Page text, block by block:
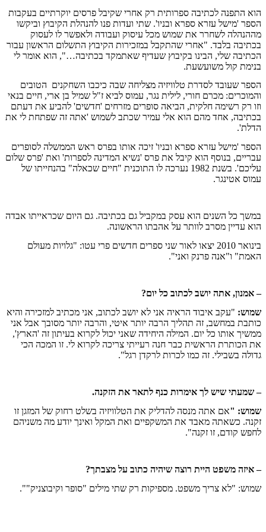
הוא התפנה לכתיבה ספרותית רק אחרי שקיבל פרסים יוקרתיים בעקבות
הספר 'מישל עזרא ספרא ובניו'. שתי ועדות פנו להנהלת הקיבוץ וביקשו
מההנהלה לשחרר את שמוש מכל עיסוק ועבודה ולאפשר לו לעסוק
בכתיבה בלבד. "אחרי שהתקבל במזכירות הקיבוץ התשלום הראשון עבור
הכתיבה שלי, הבינו בקיבוץ שעדיף שאתמקד בכתיבה…", הוא אומר לי
בנימת קול משועשעת.
הספר שעובד לסדרת טלוויזיה מצליחה שבה כיכבו השחקנים הטובים
והמוכרים: מכרם חורי, לילית נגר, עמוס לביא ז"ל שמיל בן ארי, חיים בנאי
וזו רק רשימה חלקית, הביאה סופרים מזרחים 'חדשים' להביע את דעתם
בכתיבה, אחד מהם הוא אלי עמיר שכתב לשמוש 'אתה זה שפתחת לי את
הדלת'.
הספר 'מישל עזרא ספרא ובניו' זיכה אותו בפרס ראש הממשלה לסופרים
עבריים, בנוסף הוא קיבל את פרס 'נשיא המדינה לספרות' ואת 'פרס שלום
עליכם'. בשנת 1982 נערכה לו התוכנית "חיים שכאלה" בהנחייתו של
עמוס אטינגר.
במשך כל השנים הוא עסק במקביל גם בכתיבה. גם היום שכראייתו אבדה
הוא עדיין מסרב לוותר על אהבתו הראשונה.
בינואר 2010 יצאו לאור שני ספרים חדשים פרי עטו: "גלויות מעולם
האמת" ו"אנה פרנק ואני".
– אמנון, אתה יושב לכתוב כל יום?
שמוש: "עקב איבוד הראיה אני לא יושב לכתוב, אני מכתיב למזכירה והיא
כותבת במחשב, זה תהליך הרבה יותר איטי, והרבה יותר מסובך אבל אני
ממשיך אותו כל יום. המילה היחידה שאני יכול לקרוא בעיתון זה 'הארץ',
את הכותרת הראשית כבר חנה רעייתי צריכה לקרוא לי. זו המכה הכי
גדולה בשבילי. זה כמו לכרות לרקדן רגל".
– שמעתי שיש לך אימרות כנף לתאר את הזקנה.
שמוש: "אם אתה מנסה להדליק את הטלוויזיה בשלט רחוק של המזגן זו
זקנה. כשאתה מאבד את המשקפיים ואת המקל ואינך יודע מה משניהם
לחפש קודם, זו זקנה".
– איזה משפט היית רוצה שיהיה כתוב על מצבתך?
שמוש: "לא צריך משפט. מספיקות רק שתי מילים "סופר וקיבוצניק"".